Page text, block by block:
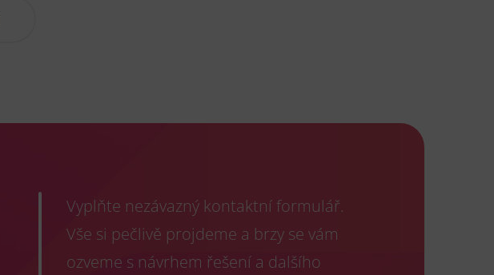
Vyplňte nezávazný kontaktní formulář.
Vše si pečlivě projdeme a brzy se vám
ozveme s návrhem řešení a dalšího